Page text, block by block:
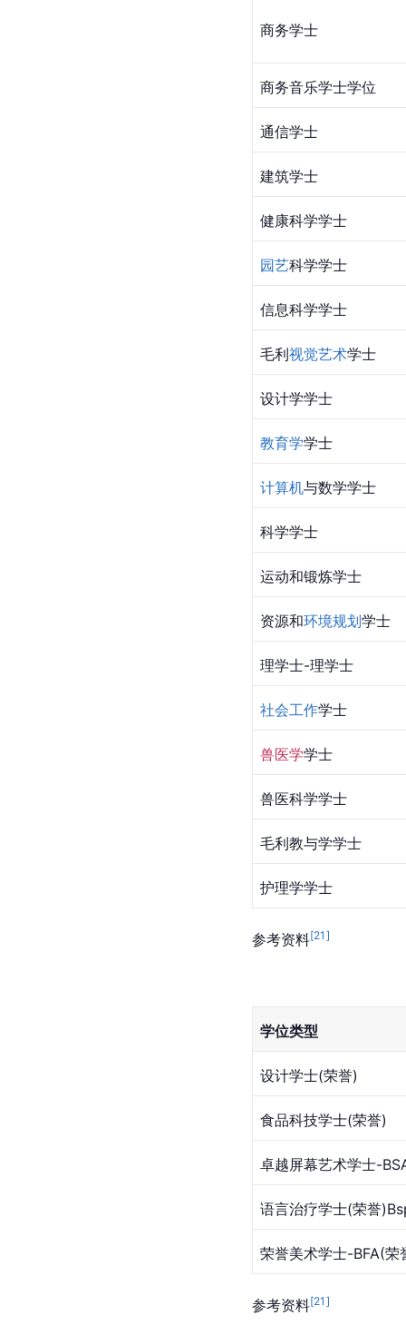
商务学士
商务音乐学士学位
通信学士
建筑学士
健康科学学士
园艺科学学士
信息科学学士
毛利视觉艺术学士
设计学学士
教育学学士
计算机与数学学士
科学学士
运动和锻炼学士
资源和环境规划学士
理学士-理学士
社会工作学士
兽医学学士
兽医科学学士
毛利教与学学士
护理学学士
参考资料[21 ]
学位类型
设计学士(荣誉)
食品科技学士(荣誉)
卓越屏幕艺术学士-
语言治疗学士(荣誉
荣誉美术学士-BFA(荣
参考资料[21 ]